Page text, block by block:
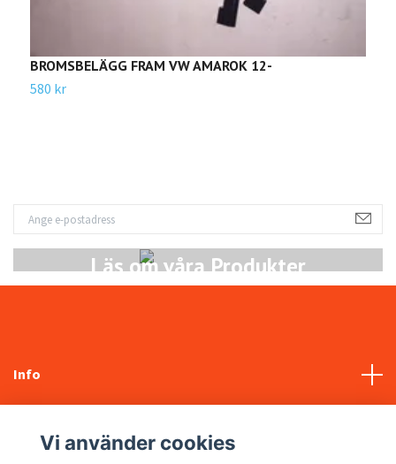
Läs om våra Produkter
BROMSBELÄGG FRAM VW AMAROK 12-
580 kr
Info
Vi använder cookies